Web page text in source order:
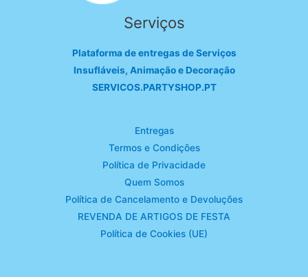
Serviços
Plataforma de entregas de Serviços
Insufláveis, Animação e Decoração
SERVICOS.PARTYSHOP.PT
Entregas
Termos e Condições
Política de Privacidade
Quem Somos
Política de Cancelamento e Devoluções
REVENDA DE ARTIGOS DE FESTA
Política de Cookies (UE)